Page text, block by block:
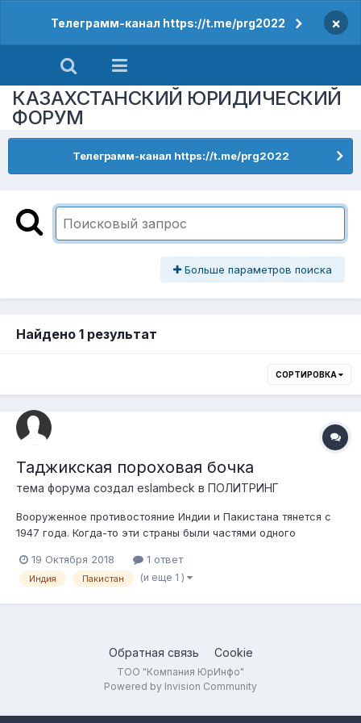
Телеграмм-канал https://t.me/prg2022 ×
КАЗАХСТАНСКИЙ ЮРИДИЧЕСКИЙ
ФОРУМ
Телеграмм-канал https://t.me/prg2022
Больше параметров поиска
Найдено 1 результат
СОРТИРОВКА
Таджикская пороховая бочка
тема форума создал eslambeck в ПОЛИТРИНГ
Вооруженное противостояние Индии и Пакистана тянется с
1947 года. Когда-то эти страны были частями одного
Однако это отнюдь не способствовало взаимопониманию и
добрососедским отношениям между ними. Дело не только в
19 Октября 2018 1 ответ
Индия Пакистан (и еще 1 )
Обратная связь Cookie
ТОО "Компания ЮрИнфо"
Powered by Invision Community